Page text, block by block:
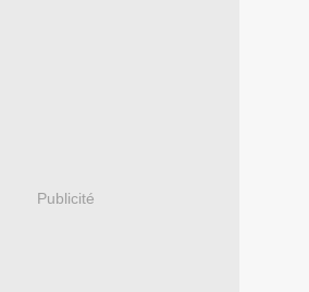
Publicité